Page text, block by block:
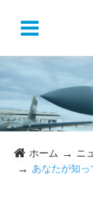
ホーム ニ
あなたが知